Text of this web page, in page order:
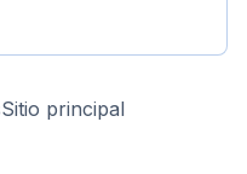
Sitio principal